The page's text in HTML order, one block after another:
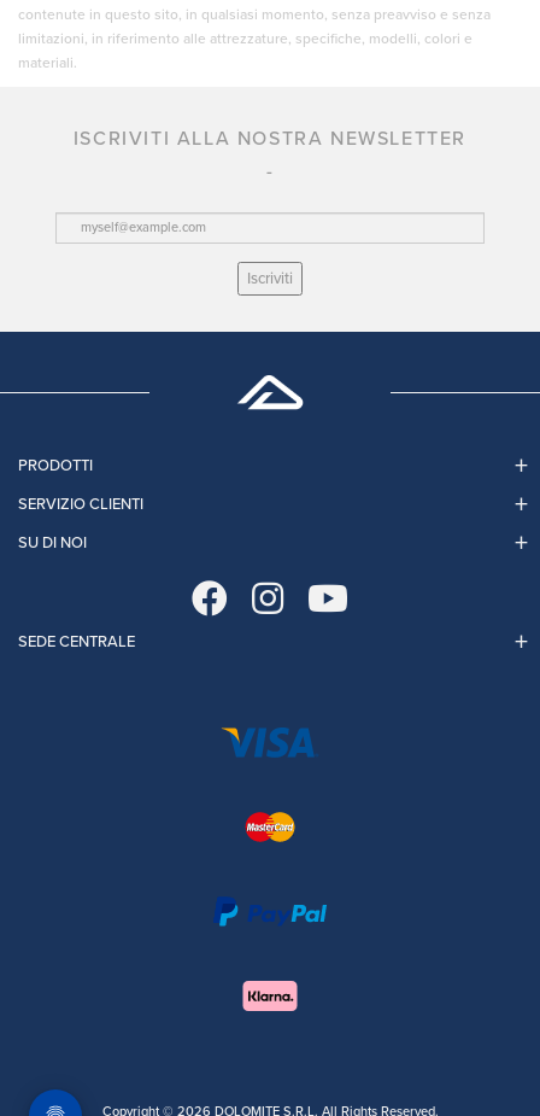
contenute in questo sito, in qualsiasi momento, senza preavviso e senza
limitazioni, in riferimento alle attrezzature, specifiche, modelli, colori e
materiali.
ISCRIVITI ALLA NOSTRA NEWSLETTER
Iscriviti
PRODOTTI
SERVIZIO CLIENTI
SU DI NOI
SEDE CENTRALE
Copyright © 2026 DOLOMITE S.R.L. All Rights Reserved.